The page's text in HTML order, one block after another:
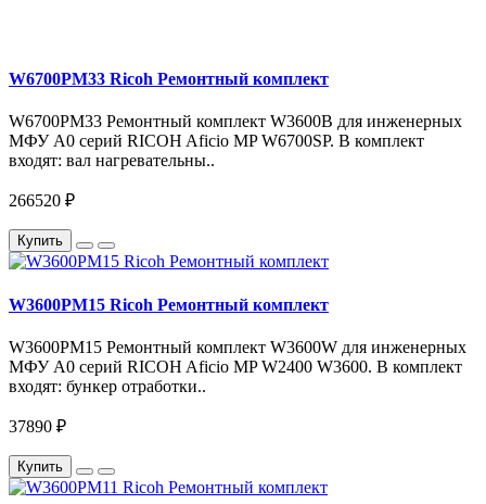
W6700PM33 Ricoh Ремонтный комплект
W6700PM33 Ремонтный комплект W3600B для инженерных
МФУ A0 серий RICOH Aficio MP W6700SP. В комплект
входят: вал нагревательны..
266520 ₽
Купить
W3600PM15 Ricoh Ремонтный комплект
W3600PM15 Ремонтный комплект W3600W для инженерных
МФУ A0 серий RICOH Aficio MP W2400 W3600. В комплект
входят: бункер отработки..
37890 ₽
Купить